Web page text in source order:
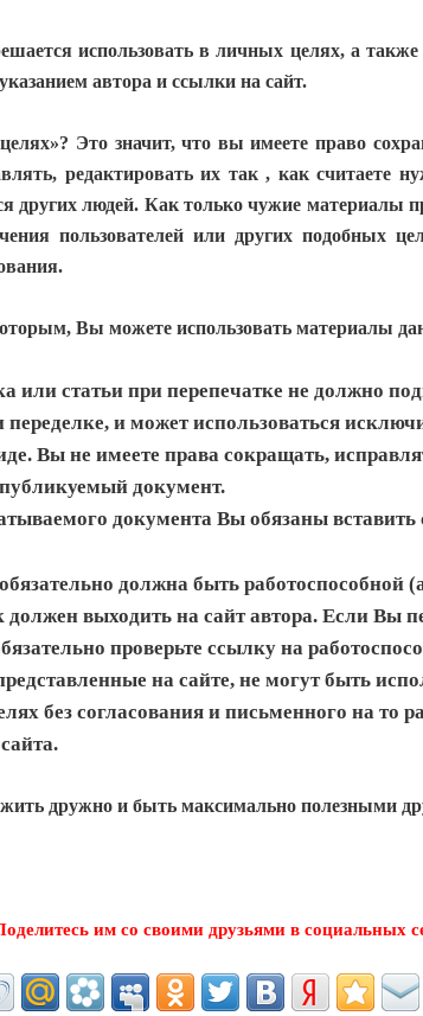
использовать в личных целях, а также
автора и ссылки на сайт.
Это значит, что вы имеете право
редактировать их так , как считаете
других людей. Как только чужие материалы
пользователей или других подобных
Вы можете использовать материалы
или статьи при перепечатке не должно
и может использоваться
Вы не имеете права сокращать,
документ.
документа Вы обязаны вставить
должна быть работоспособной
должен выходить на сайт автора. Если Вы
проверьте ссылку на
на сайте, не могут быть
без согласования и письменного на то
дружно и быть максимально полезными
им со своими друзьями в социальных